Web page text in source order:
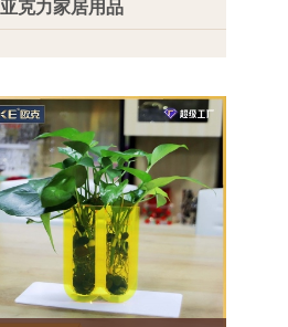
亚克力家居用品